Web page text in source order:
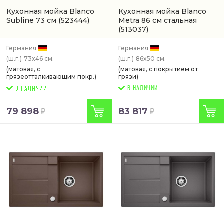
Кухонная мойка Blanco
Subline 73 см (523444)
Германия
(ш.г.) 73x46 см.
(матовая, с
грязеотталкивающим покр.)
79 898
Кухонная мойка Blanco
Metra 86 см стальная
(513037)
Германия
(ш.г.) 86x50 см.
(матовая, с покрытием от
грязи)
В НАЛИЧИИ
83 817